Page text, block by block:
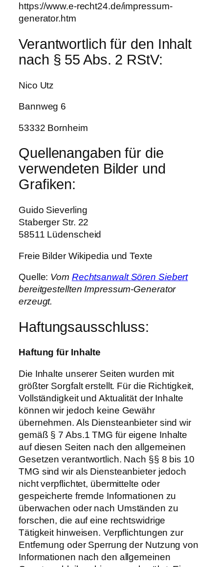
https://www.e-recht24.de/impressum-
generator.htm
Verantwortlich für den Inhalt
nach § 55 Abs. 2 RStV:
Nico Utz
Bannweg 6
53332 Bornheim
Quellenangaben für die
verwendeten Bilder und
Grafiken:
Guido Sieverling
Staberger Str. 22
58511 Lüdenscheid
Freie Bilder Wikipedia und Texte
Quelle: Vom Rechtsanwalt Sören Siebert
bereitgestellten Impressum-Generator
erzeugt.
Haftungsausschluss:
Haftung für Inhalte
Die Inhalte unserer Seiten wurden mit
größter Sorgfalt erstellt. Für die Richtigkeit,
Vollständigkeit und Aktualität der Inhalte
können wir jedoch keine Gewähr
übernehmen. Als Diensteanbieter sind wir
gemäß § 7 Abs.1 TMG für eigene Inhalte
auf diesen Seiten nach den allgemeinen
Gesetzen verantwortlich. Nach §§ 8 bis 10
TMG sind wir als Diensteanbieter jedoch
nicht verpflichtet, übermittelte oder
gespeicherte fremde Informationen zu
überwachen oder nach Umständen zu
forschen, die auf eine rechtswidrige
Tätigkeit hinweisen. Verpflichtungen zur
Entfernung oder Sperrung der Nutzung von
Informationen nach den allgemeinen